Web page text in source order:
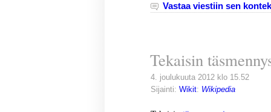
Vastaa viestiin sen
Tekaisin
4. joulukuuta 2012 klo 15.52
Sijainti: Wikit: Wikipedia